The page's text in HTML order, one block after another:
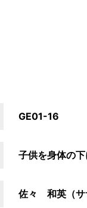
GE01-16
子供を身体の
佐々 和英（サ